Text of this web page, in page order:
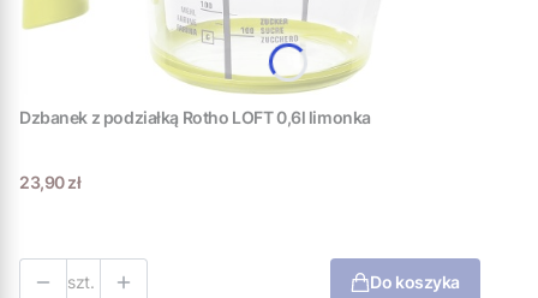
Dzbanek z podziałką Rotho LOFT 0,6l limonka
Cena
23,90 zł
szt. Do koszyka